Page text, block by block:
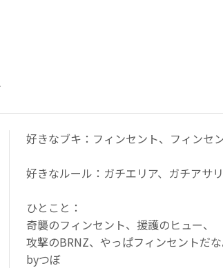
好きなブキ：フィンセント、フィンセ
好きなルール：ガチエリア、ガチアサ
ひとこと：
奇襲のフィンセント、援護のヒュー、
攻撃のBRNZ、やっぱフィンセントだな
byつぼ